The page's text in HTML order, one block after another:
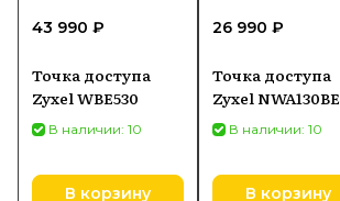
43 990 ₽
Точка доступа
Zyxel WBE530
В наличии: 10
В корзину
26 990 ₽
Точка доступа
Zyxel NWA130BE
В наличии: 10
В корзину